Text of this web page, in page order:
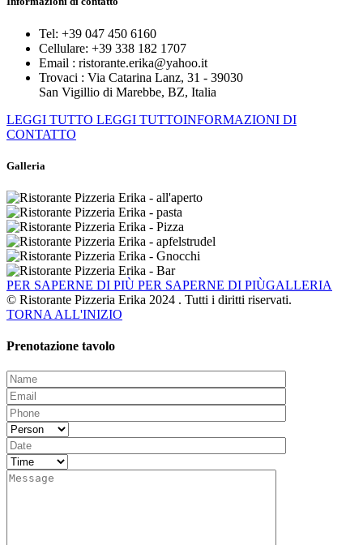
Tel: +39 047 450 6160
Cellulare: +39 338 182 1707
Email : ristorante.erika@yahoo.it
Trovaci : Via Catarina Lanz, 31 - 39030
San Vigillio di Marebbe, BZ, Italia
LEGGI TUTTO LEGGI TUTTOINFORMAZIONI DI
CONTATTO
Galleria
PER SAPERNE DI PIÙ PER SAPERNE DI PIÙGALLERIA
© Ristorante Pizzeria Erika 2024 . Tutti i diritti riservati.
TORNA ALL'INIZIO
Prenotazione tavolo